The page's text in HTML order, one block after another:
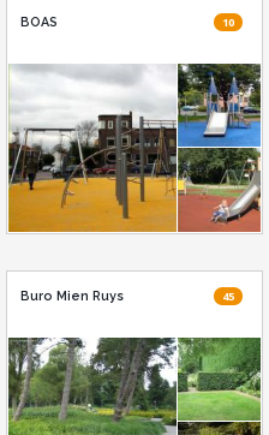
10
BOAS
45
Buro Mien Ruys